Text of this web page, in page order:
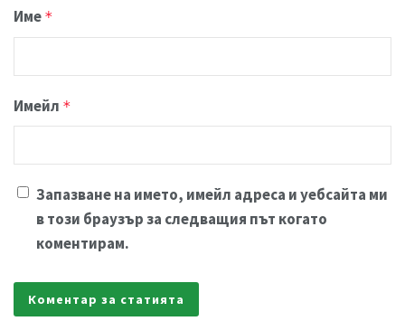
Име *
Имейл *
Запазване на името, имейл адреса и уебсайта ми
в този браузър за следващия път когато
коментирам.